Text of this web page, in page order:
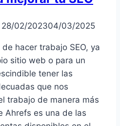
28/02/202304/03/2025
hacer trabajo SEO, ya
sitio web o para un
tener las
que nos
trabajo de manera más
Ahrefs es una de las